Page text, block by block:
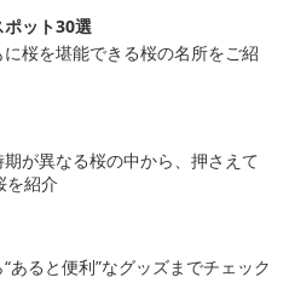
ポット30選
桜を堪能できる桜の名所をご紹
が異なる桜の中から、押さえて
を紹介
あると便利”なグッズまでチェック